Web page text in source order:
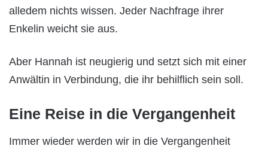
alledem nichts wissen. Jeder Nachfrage ihrer
Enkelin weicht sie aus.
Aber Hannah ist neugierig und setzt sich mit einer
Anwältin in Verbindung, die ihr behilflich sein soll.
Eine Reise in die Vergangenheit
Immer wieder werden wir in die Vergangenheit